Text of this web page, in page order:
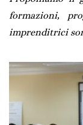
formazioni,
imprenditrici